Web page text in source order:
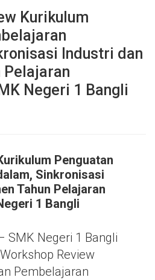
Kurikulum
Industri dan
Pelajaran
Negeri 1 Bangli
Penguatan
Sinkronisasi
Tahun Pelajaran
1 Bangli
SMK Negeri 1 Bangli
Review
Pembelajaran